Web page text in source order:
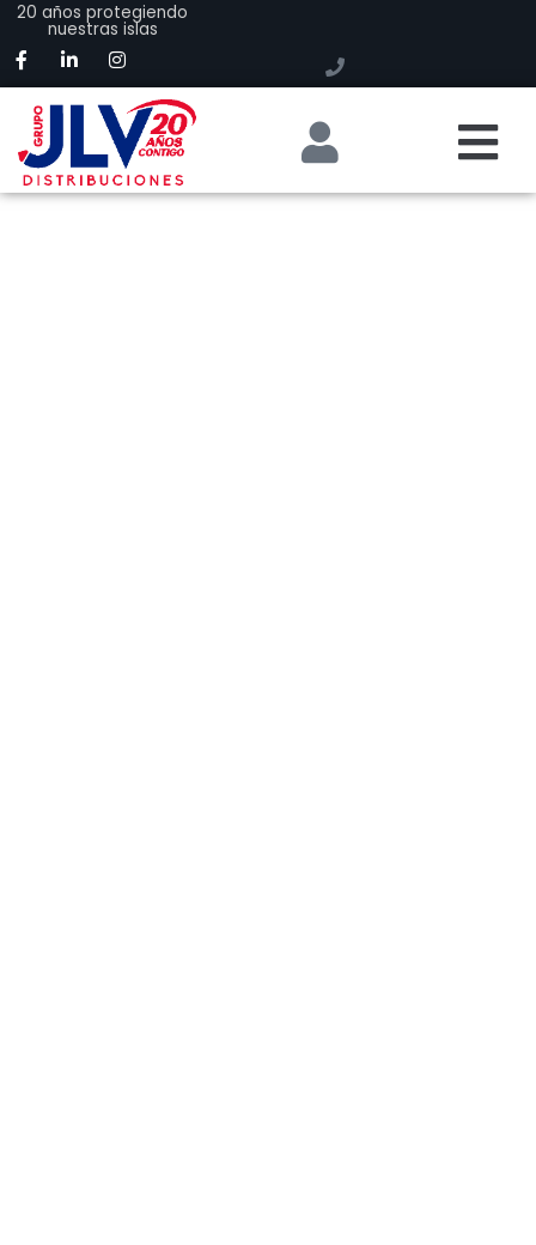
20 años protegiendo
nuestras islas